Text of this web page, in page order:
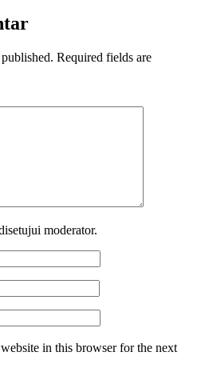
Required fields are
moderator.
in this browser for the next